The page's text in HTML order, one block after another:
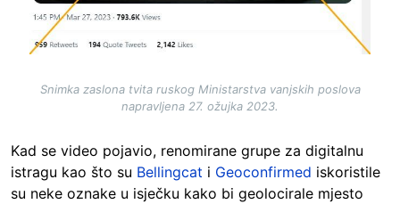
Snimka zaslona tvita ruskog Ministarstva vanjskih poslova
napravljena 27. ožujka 2023.
Kad se video pojavio, renomirane grupe za digitalnu
istragu kao što su Bellingcat i Geoconfirmed iskoristile
su neke oznake u isječku kako bi geolocirale mjesto